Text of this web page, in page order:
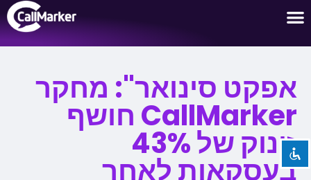
title סמן כותרות
settings צבע רקע
zoom_out זום (הקטנה)
zoom_in זום (הגדלה)
אפקט סינואר": מחקר
CallMarker חושף
זינוק של 43%
בעסקאות לאחר